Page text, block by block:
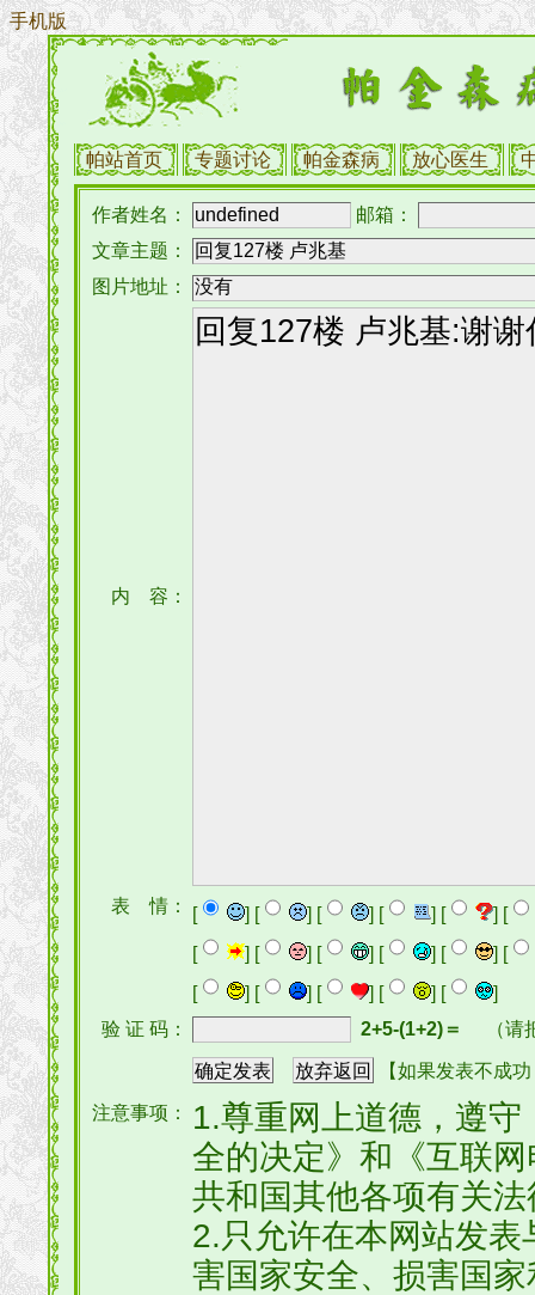
手机版
帕站首页 专题讨论 帕金森病 放心医生
作者姓名：
邮箱：
文章主题：
图片地址：
内 容：
表 情： [ ] [ ] [ ] [ ] [
] [
[
] [ ] [ ] [ ] [
] [
[
] [ ] [ ] [ ] [
]
验 证 码：
2+5-(1+2)＝ （
【如果发表不成
注意事项：
1.尊重网上道德，遵
全的决定》和《互联
共和国其他各项有关
2.只允许在本网站发
害国家安全、损害国